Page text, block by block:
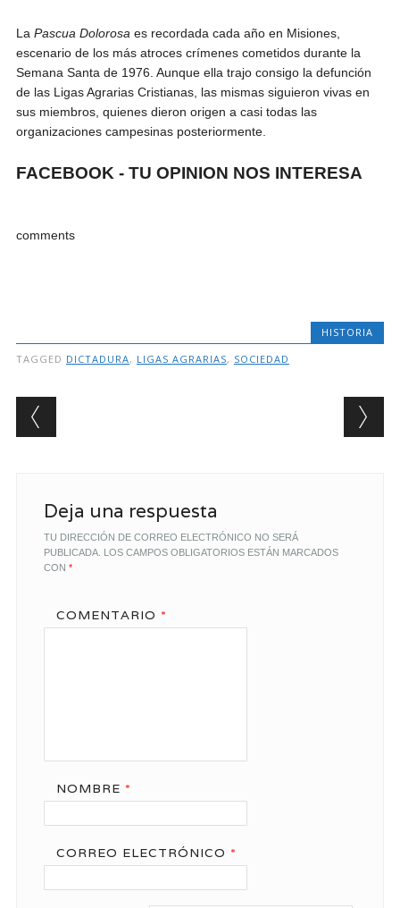
La Pascua Dolorosa es recordada cada año en Misiones,
escenario de los más atroces crímenes cometidos durante la
Semana Santa de 1976. Aunque ella trajo consigo la defunción
de las Ligas Agrarias Cristianas, las mismas siguieron vivas en
sus miembros, quienes dieron origen a casi todas las
organizaciones campesinas posteriormente.
FACEBOOK - TU OPINION NOS INTERESA
comments
HISTORIA
TAGGED DICTADURA, LIGAS AGRARIAS, SOCIEDAD
Post navigation
Deja una respuesta
TU DIRECCIÓN DE CORREO ELECTRÓNICO NO SERÁ
PUBLICADA. LOS CAMPOS OBLIGATORIOS ESTÁN MARCADOS
CON *
COMENTARIO *
NOMBRE *
CORREO ELECTRÓNICO *